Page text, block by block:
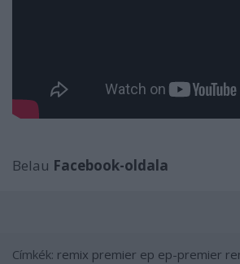
Belau Facebook-oldala
Címkék: remix premier ep ep-premier